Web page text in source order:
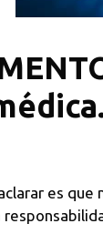
es